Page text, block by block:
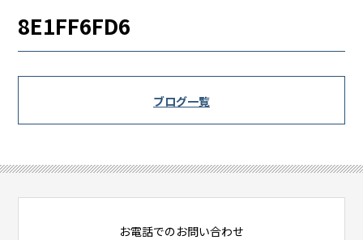
8E1FF6FD6
ブログ一覧
お電話でのお問い合わせ